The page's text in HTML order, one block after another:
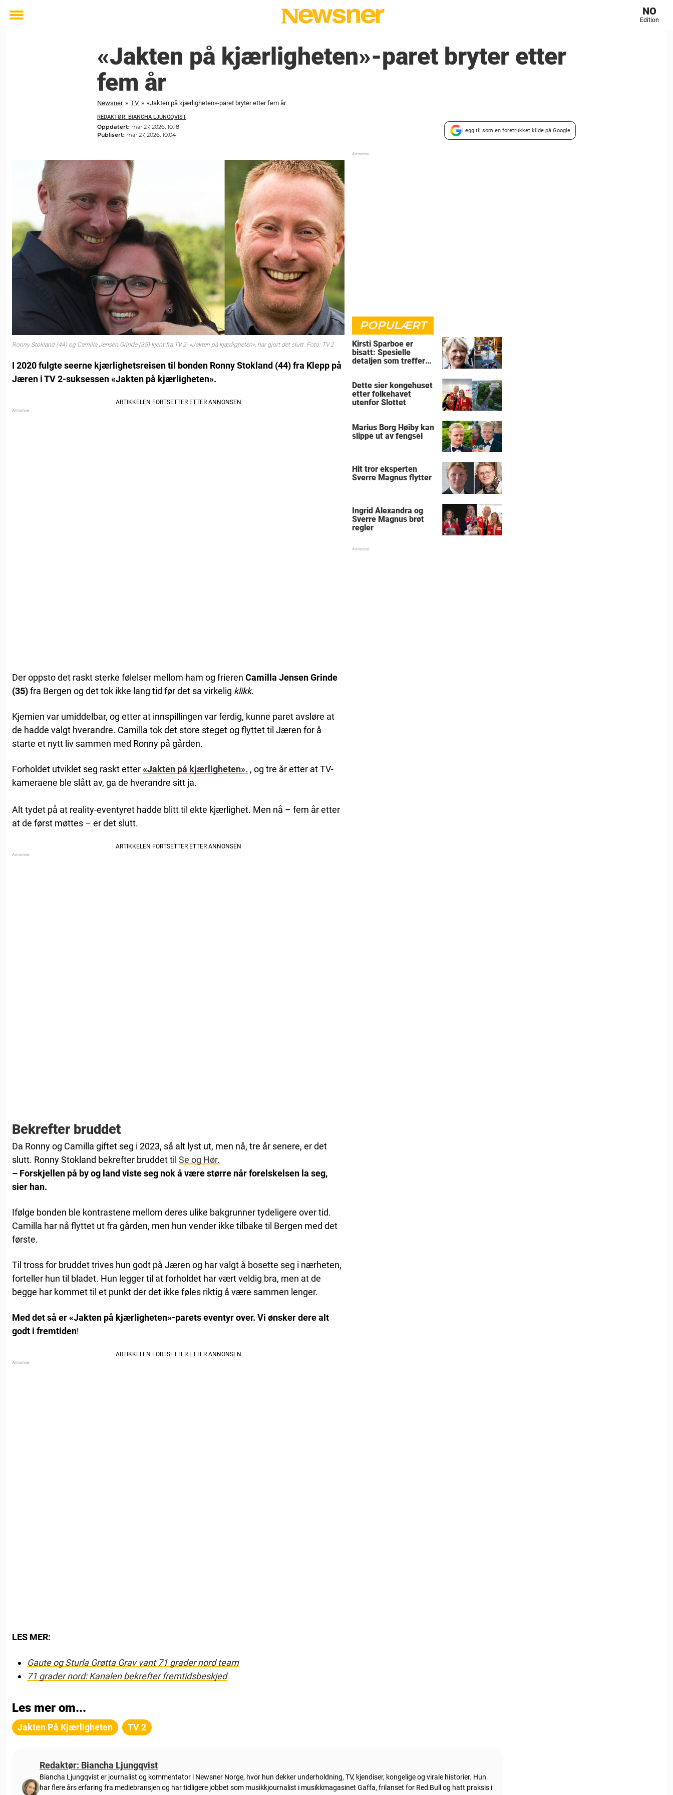
Toggle
NO
Edition
«Jakten på kjærligheten»-paret bryter etter
fem år
Newsner » TV » «Jakten på kjærligheten»-paret bryter etter fem år
REDAKTØR: BIANCHA LJUNGQVIST
Oppdatert: mar 27, 2026, 10:18
Publisert: mar 27, 2026, 10:04
Legg til som en foretrukket kilde på Google
Ronny Stokland (44) og Camilla Jensen Grinde (35) kjent fra TV 2- «Jakten på kjærligheten», har gjort det slutt. Foto: TV 2
I 2020 fulgte seerne kjærlighetsreisen til bonden Ronny Stokland (44) fra Klepp på
Jæren i TV 2-suksessen «Jakten på kjærligheten».
Der oppsto det raskt sterke følelser mellom ham og frieren Camilla Jensen Grinde
(35)fra Bergen og det tok ikke lang tid før det sa virkelig klikk.
Kjemien var umiddelbar, og etter at innspillingen var ferdig, kunne paret avsløre at
de hadde valgt hverandre. Camilla tok det store steget og flyttet til Jæren for å
starte et nytt liv sammen med Ronny på gården.
Forholdet utviklet seg raskt etter«Jakten på kjærligheten». , og tre år etter at TV-
kameraene ble slått av, ga de hverandre sitt ja.
Alt tydet på at reality-eventyret hadde blitt til ekte kjærlighet. Men nå – fem år etter
at de først møttes – er det slutt.
Bekrefter bruddet
Da Ronny og Camilla giftet seg i 2023, så alt lyst ut, men nå, tre år senere, er det
slutt. Ronny Stokland bekrefter bruddet til Se og Hør.
– Forskjellen på by og land viste seg nok å være større når forelskelsen la seg,
sier han.
Ifølge bonden ble kontrastene mellom deres ulike bakgrunner tydeligere over tid.
Camilla har nå flyttet ut fra gården, men hun vender ikke tilbake til Bergen med det
første.
Til tross for bruddet trives hun godt på Jæren og har valgt å bosette seg i nærheten,
forteller hun til bladet. Hun legger til at forholdet har vært veldig bra, men at de
begge har kommet til et punkt der det ikke føles riktig å være sammen lenger.
Med det så er «Jakten på kjærligheten»-parets eventyr over. Vi ønsker dere alt
godt i fremtiden!
LES MER:
Gaute og Sturla Grøtta Grav vant 71 grader nord team
71 grader nord: Kanalen bekrefter fremtidsbeskjed
POPULÆRT
Kirsti Sparboe er
bisatt: Spesielle
detaljen som treffer
Dette sier kongehuset
etter folkehavet
utenfor Slottet
Marius Borg Høiby kan
slippe ut av fengsel
Hit tror eksperten
Sverre Magnus flytter
Ingrid Alexandra og
Sverre Magnus brøt
regler
Les mer om...
Jakten På Kjærligheten TV 2
Redaktør: Biancha Ljungqvist
Biancha Ljungqvist er journalist og kommentator i Newsner Norge, hvor hun dekker underholdning, TV, kjendiser, kongelige og virale historier. Hun
har flere års erfaring fra mediebransjen og har tidligere jobbet som musikkjournalist i musikkmagasinet Gaffa, frilanset for Red Bull og hatt praksis i